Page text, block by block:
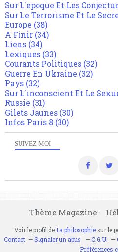
SUIVEZ-MOI
Sur L'epoque Et Les
Sur Le Terrorisme Et Le
Europe (38)
A Finir (34)
Liens (34)
Lexiques (33)
Courants Politiques (32)
Guerre En Ukraine (32)
Pays (32)
Sur L'inconscient Et Le
Russie (31)
Gilets Jaunes (30)
Infos Paris 8 (30)
Thème Magazine -
Voir le profil de La philosophiesur le
Contact
Signaler un abus C.G.U.
Préférences